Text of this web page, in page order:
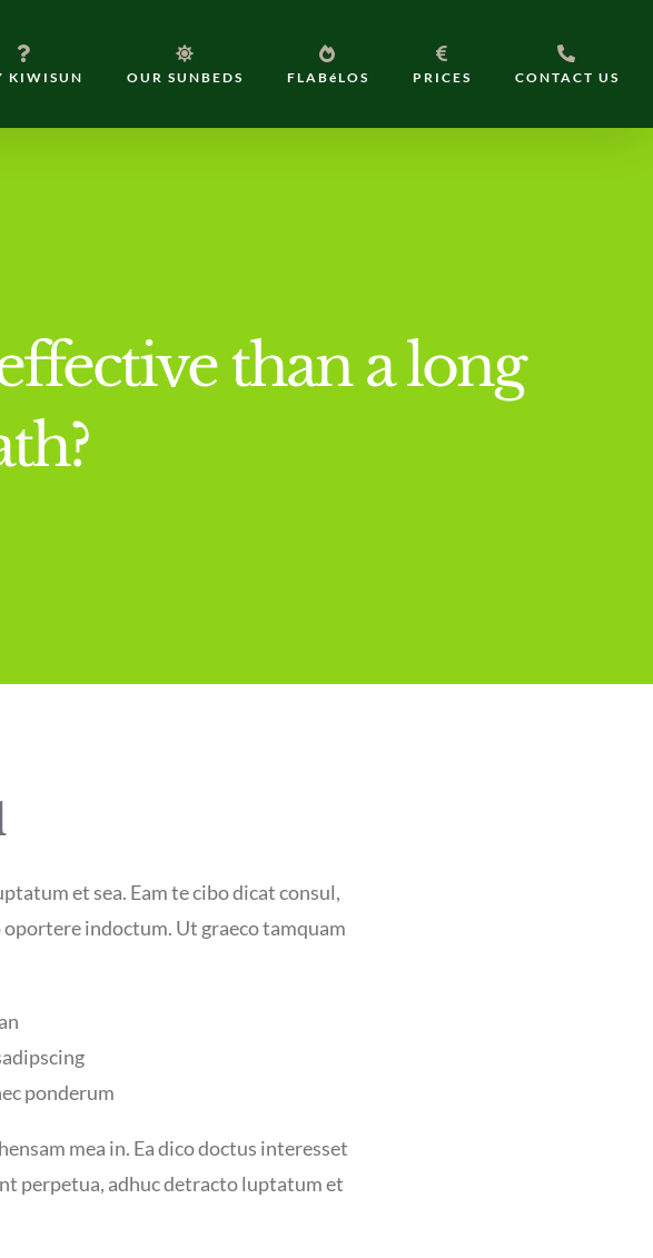
KIWISUN OUR SUNBEDS FLABéLOS PRICES CONTACT US
than a long
et sea. Eam te cibo dicat consul,
indoctum. Ut graeco tamquam
ponderum
mea in. Ea dico doctus interesset
perpetua, adhuc detracto luptatum et